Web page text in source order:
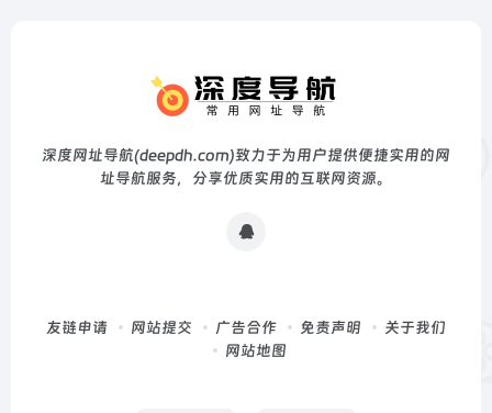
深度网址导航(deepdh.com)致力于为用户提供便捷实用的网
址导航服务，分享优质实用的互联网资源。
友链申请 网站提交 广告合作 免责声明
关于我们
网站地图